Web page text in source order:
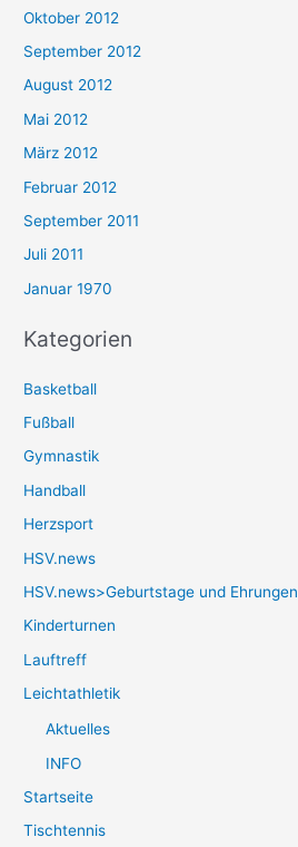
Oktober 2012
September 2012
August 2012
Mai 2012
März 2012
Februar 2012
September 2011
Juli 2011
Januar 1970
Kategorien
Basketball
Fußball
Gymnastik
Handball
Herzsport
HSV.news
HSV.news>Geburtstage und Ehrungen
Kinderturnen
Lauftreff
Leichtathletik
Aktuelles
INFO
Startseite
Tischtennis